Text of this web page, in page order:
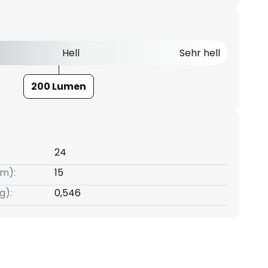
Hell Sehr hell
200 Lumen
24
15
0,546